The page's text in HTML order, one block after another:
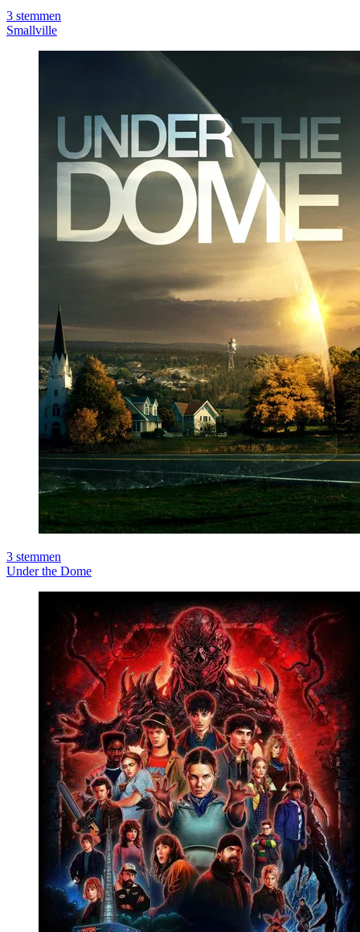
3 stemmen
Smallville
3 stemmen
Under the Dome